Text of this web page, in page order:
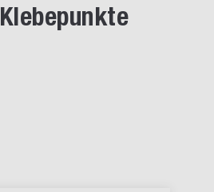
Klebepunkte